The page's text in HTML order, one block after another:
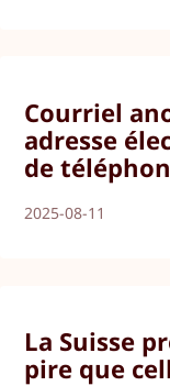
Courriel
adresse
de
2025-08-11
La Suisse
pire que